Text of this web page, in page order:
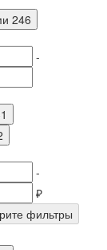
246
-
-
₽
фильтры